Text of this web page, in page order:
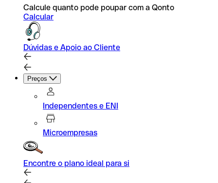
Calcule quanto pode poupar com a Qonto
Calcular
Dúvidas e Apoio ao Cliente
Preços
Independentes e ENI
Microempresas
Encontre o plano ideal para si